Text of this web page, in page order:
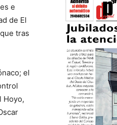
e
de El
tras
el
Hoyo,